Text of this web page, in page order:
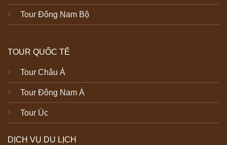
Tour Đông Nam Bộ
TOUR QUỐC TẾ
Tour Châu Á
Tour Đông Nam Á
Tour Úc
DỊCH VỤ DU LỊCH